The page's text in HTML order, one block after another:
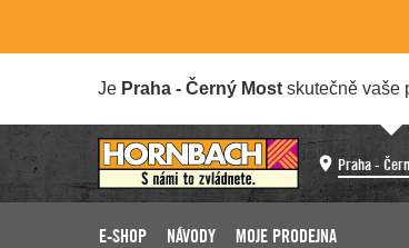
Je Praha - Černý Most skutečně vaše
Praha -
E-SHOP NÁVODY MOJE PRODEJNA